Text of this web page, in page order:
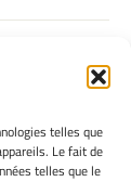
telles que
Le fait de
telles que le